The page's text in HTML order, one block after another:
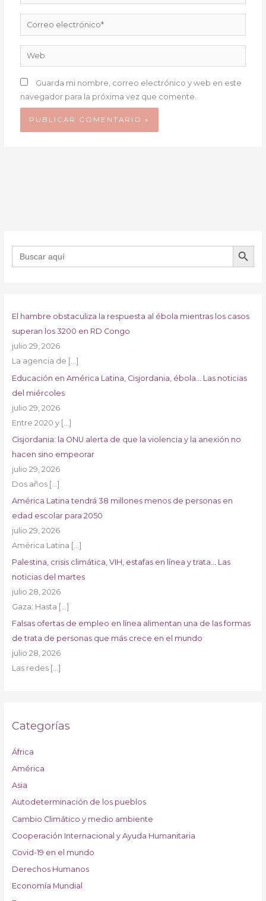
Correo
electrónico*
Web
Guarda mi nombre, correo electrónico y web en este
navegador para la próxima vez que comente.
Buscar: BOTÓN DE
El hambre obstaculiza la respuesta al ébola mientras los casos
superan los 3200 en RD Congo
julio 29, 2026
La agencia de […]
Educación en América Latina, Cisjordania, ébola… Las noticias
del miércoles
julio 29, 2026
Entre 2020 y […]
Cisjordania: la ONU alerta de que la violencia y la anexión no
hacen sino empeorar
julio 29, 2026
Dos años […]
América Latina tendrá 38 millones menos de personas en
edad escolar para 2050
julio 29, 2026
América Latina […]
Palestina, crisis climática, VIH, estafas en línea y trata… Las
noticias del martes
julio 28, 2026
Gaza: Hasta […]
Falsas ofertas de empleo en línea alimentan una de las formas
de trata de personas que más crece en el mundo
julio 28, 2026
Las redes […]
Categorías
África
América
Asia
Autodeterminación de los pueblos
Cambio Climático y medio ambiente
Cooperación Internacional y Ayuda Humanitaria
Covid-19 en el mundo
Derechos Humanos
Economía Mundial